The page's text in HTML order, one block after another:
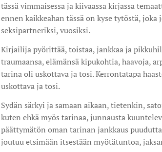
tässä vimmaisessa ja kiivaassa kirjassa
ennen kaikkeahan tässä on kyse tytöstä, joka
seksipartneriksi, vuosiksi.
Kirjailija pyörittää, toistaa, jankkaa ja
traumaansa, elämänsä kipukohtia, haavoja,
tarina oli uskottava ja tosi. Kerrontatapa
uskottava ja tosi.
Sydän särkyi ja samaan aikaan, tietenkin,
kuten ehkä myös tarinaa, junnausta
päättymätön oman tarinan jankkaus
joutuu etsimään itsestään myötätuntoa,